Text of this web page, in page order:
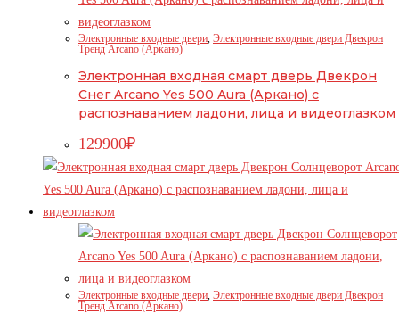
Электронные входные двери, Электронные входные двери Двекрон
Тренд Arcano (Аркано)
Электронная входная смарт дверь Двекрон
Снег Arcano Yes 500 Aura (Аркано) с
распознаванием ладони, лица и видеоглазком
129900₽
Электронные входные двери Электронные входные двери Двекрон
Тренд Arcano (Аркано)